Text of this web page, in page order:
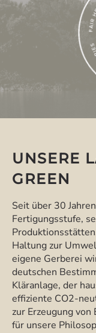
UNSERE
GREEN
Seit über 30
Fertigungsstufe,
Haltung zur
eigene Gerberei
deutschen
Kläranlage, der
effiziente CO2-
zur Erzeugung
für unsere